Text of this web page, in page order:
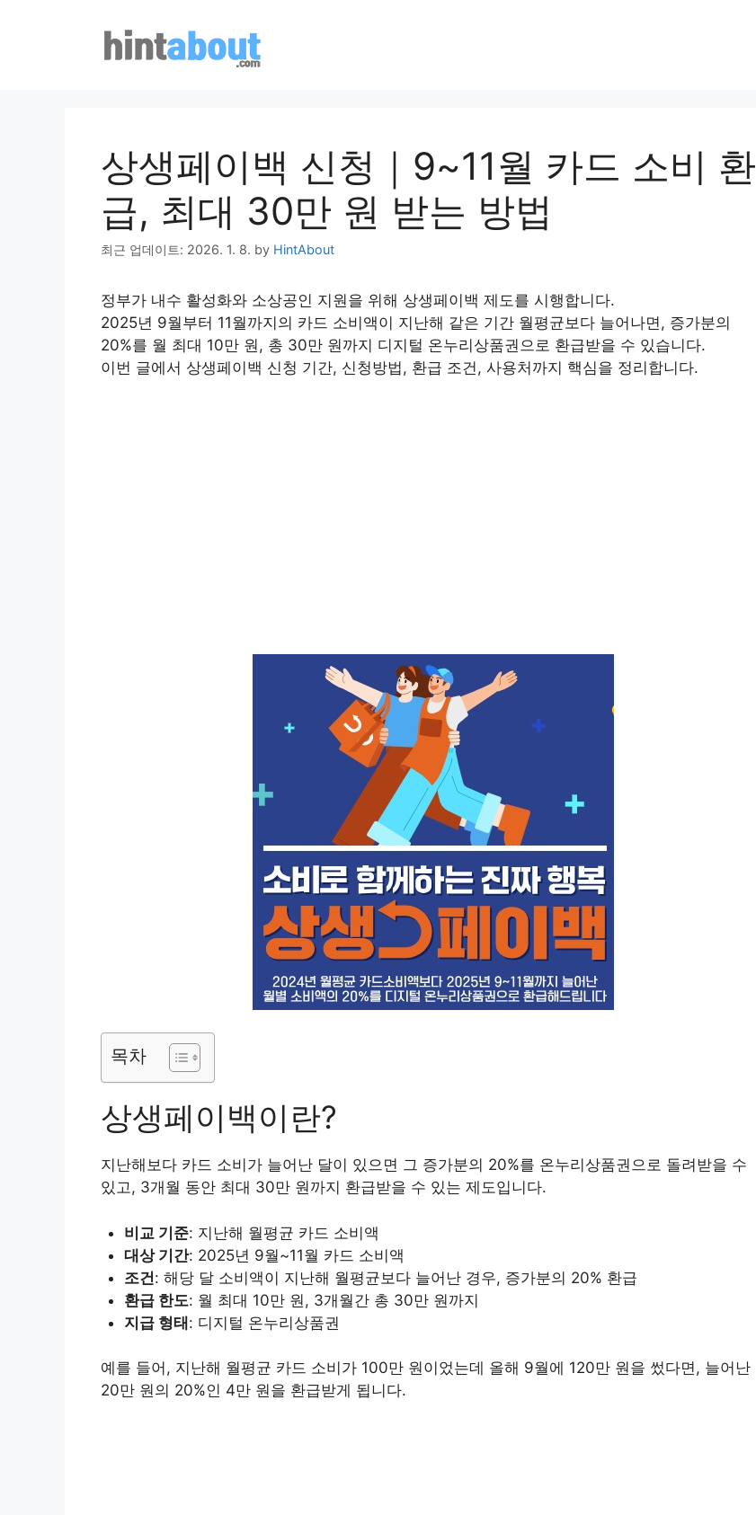
상생페이백 신청｜9~11월 카드 소비 환
급, 최대 30만 원 받는 방법
최근 업데이트: 2026. 1. 8. by HintAbout
정부가 내수 활성화와 소상공인 지원을 위해 상생페이백 제도를 시행합니다.
2025년 9월부터 11월까지의 카드 소비액이 지난해 같은 기간 월평균보다 늘어나면, 증가분의
20%를 월 최대 10만 원, 총 30만 원까지 디지털 온누리상품권으로 환급받을 수 있습니다.
이번 글에서 상생페이백 신청 기간, 신청방법, 환급 조건, 사용처까지 핵심을 정리합니다.
목차
상생페이백이란?
지난해보다 카드 소비가 늘어난 달이 있으면 그 증가분의 20%를 온누리상품권으로 돌려받을 수
있고, 3개월 동안 최대 30만 원까지 환급받을 수 있는 제도입니다.
비교 기준: 지난해 월평균 카드 소비액
대상 기간: 2025년 9월~11월 카드 소비액
조건: 해당 달 소비액이 지난해 월평균보다 늘어난 경우, 증가분의 20% 환급
환급 한도: 월 최대 10만 원, 3개월간 총 30만 원까지
지급 형태: 디지털 온누리상품권
예를 들어, 지난해 월평균 카드 소비가 100만 원이었는데 올해 9월에 120만 원을 썼다면, 늘어난
20만 원의 20%인 4만 원을 환급받게 됩니다.